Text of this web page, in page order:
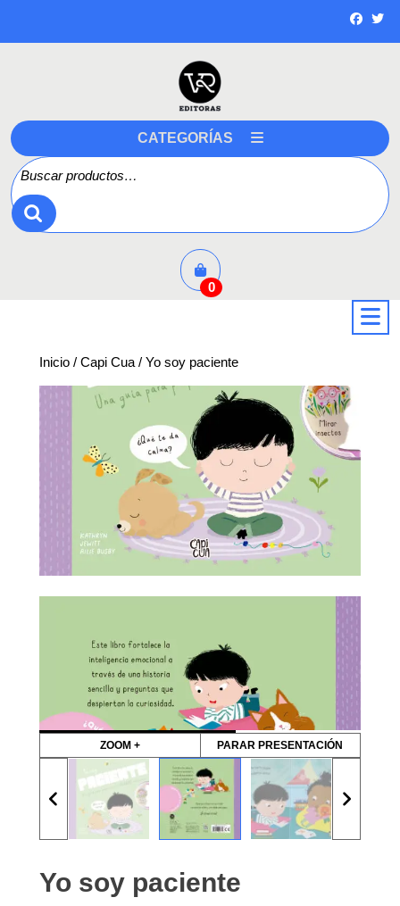
contenido
CATEGORÍAS
Buscar por:
0
Inicio / Capi Cua / Yo soy paciente
ZOOM + PARAR PRESENTACIÓN
Yo soy paciente